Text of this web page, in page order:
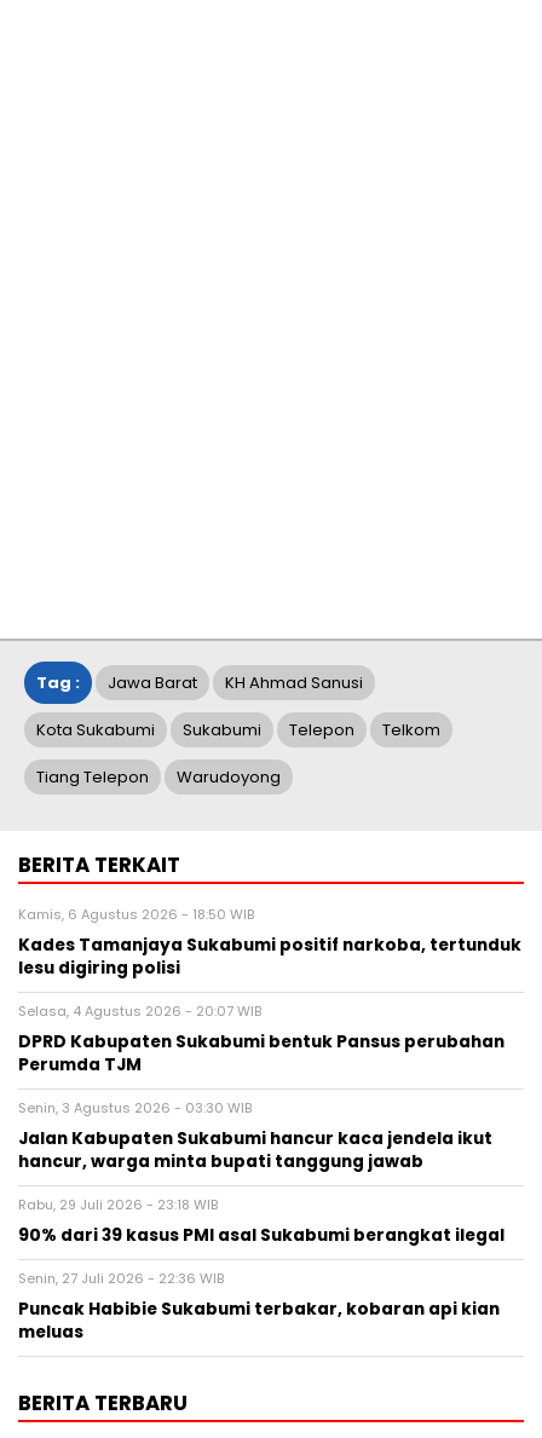
Tag : Jawa Barat KH Ahmad Sanusi
Kota Sukabumi Sukabumi Telepon Telkom
Tiang Telepon Warudoyong
BERITA TERKAIT
Kamis, 6 Agustus 2026 - 18:50 WIB
Kades Tamanjaya Sukabumi positif narkoba, tertunduk
lesu digiring polisi
Selasa, 4 Agustus 2026 - 20:07 WIB
DPRD Kabupaten Sukabumi bentuk Pansus perubahan
Perumda TJM
Senin, 3 Agustus 2026 - 03:30 WIB
Jalan Kabupaten Sukabumi hancur kaca jendela ikut
hancur, warga minta bupati tanggung jawab
Rabu, 29 Juli 2026 - 23:18 WIB
90% dari 39 kasus PMI asal Sukabumi berangkat ilegal
Senin, 27 Juli 2026 - 22:36 WIB
Puncak Habibie Sukabumi terbakar, kobaran api kian
meluas
BERITA TERBARU